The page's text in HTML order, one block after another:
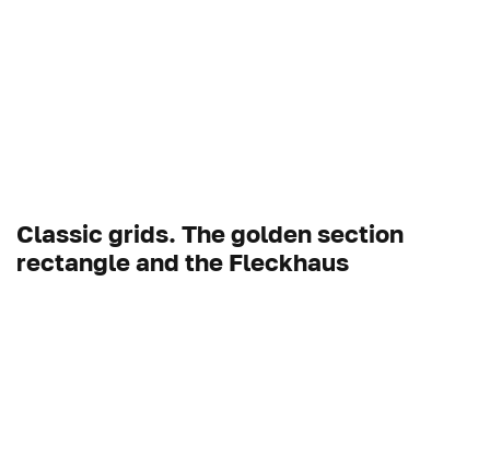
Classic grids. The golden section
rectangle and the Fleckhaus